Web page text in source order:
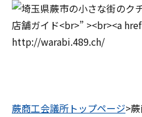
http://warabi.489.ch/
蕨商工会議所トップページ>